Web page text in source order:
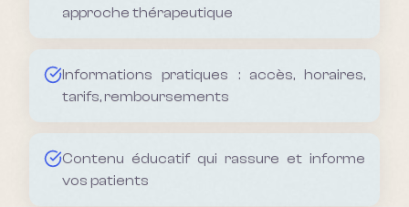
approche thérapeutique
Informations pratiques : accès, horaires,
tarifs, remboursements
Contenu éducatif qui rassure et informe
vos patients